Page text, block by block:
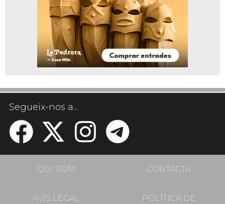
Segueix-nos a...
QUI SOM CONTACTA
AVÍS LEGAL
POLÍTICA DE